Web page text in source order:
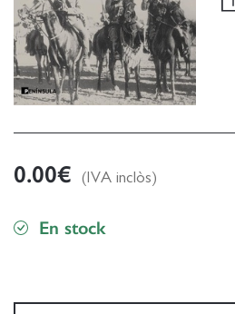
0.00€ (IVA inclòs)
En stock